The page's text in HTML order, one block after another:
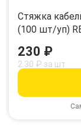
Стяжка
(100 шт/уп)
230 ₽
2.30 ₽ за шт